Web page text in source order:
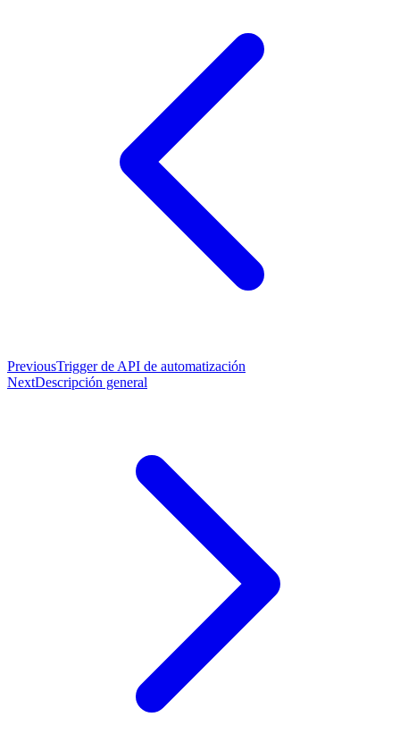
PreviousTrigger de API de automatización
NextDescripción general